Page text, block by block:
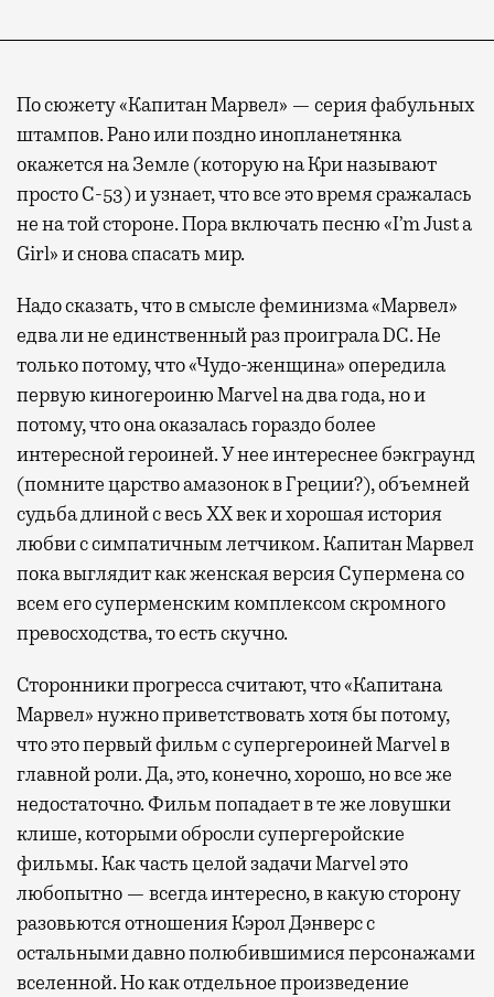
По сюжету «Капитан Марвел» — серия фабульных
штампов. Рано или поздно инопланетянка
окажется на Земле (которую на Кри называют
просто С-53) и узнает, что все это время сражалась
не на той стороне. Пора включать песню «I’m Just a
Girl» и снова спасать мир.
Надо сказать, что в смысле феминизма «Марвел»
едва ли не единственный раз проиграла DC. Не
только потому, что «Чудо-женщина» опередила
первую киногероиню Marvel на два года, но и
потому, что она оказалась гораздо более
интересной героиней. У нее интереснее бэкграунд
(помните царство амазонок в Греции?), объемней
судьба длиной с весь XX век и хорошая история
любви с симпатичным летчиком. Капитан Марвел
пока выглядит как женская версия Супермена со
всем его суперменским комплексом скромного
превосходства, то есть скучно.
Сторонники прогресса считают, что «Капитана
Марвел» нужно приветствовать хотя бы потому,
что это первый фильм с супергероиней Marvel в
главной роли. Да, это, конечно, хорошо, но все же
недостаточно. Фильм попадает в те же ловушки
клише, которыми обросли супергеройские
фильмы. Как часть целой задачи Marvel это
любопытно — всегда интересно, в какую сторону
разовьются отношения Кэрол Дэнверс с
остальными давно полюбившимися персонажами
вселенной. Но как отдельное произведение